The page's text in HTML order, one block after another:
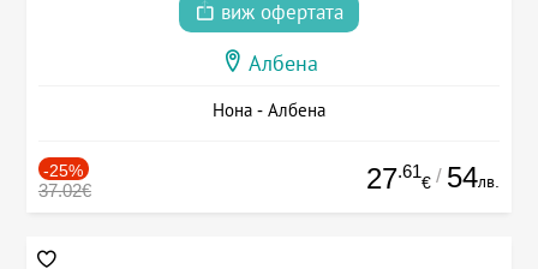
виж офертата
Албена
Нона - Албена
-25%
37.02€ 27.61
€ / 54лв.